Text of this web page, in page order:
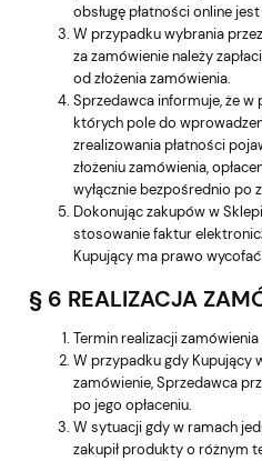
obsługę płatności online
W przypadku wybrania
za zamówienie należy
od złożenia zamówienia.
Sprzedawca informuje, że
których pole do
zrealizowania płatności
złożeniu zamówienia,
wyłącznie bezpośrednio po
Dokonując zakupów w
stosowanie faktur
Kupujący ma prawo
§ 6 REALIZACJA
Termin realizacji
W przypadku gdy Kupujący
zamówienie, Sprzedawca
po jego opłaceniu.
W sytuacji gdy w ramach
zakupił produkty o różnym